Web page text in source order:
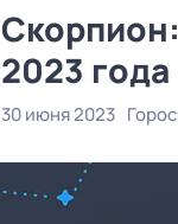
2023
30 июня 2023